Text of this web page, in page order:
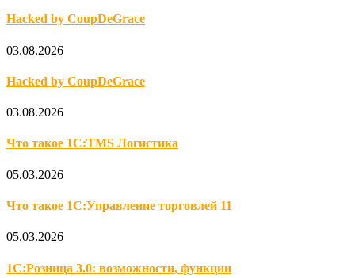
Hacked by CoupDeGrace
03.08.2026
Hacked by CoupDeGrace
03.08.2026
Что такое 1С:TMS Логистика
05.03.2026
Что такое 1С:Управление торговлей 11
05.03.2026
1С:Розница 3.0: возможности, функции